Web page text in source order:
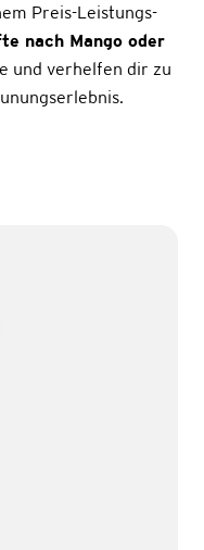
Preis-Leistungs-
nach Mango oder
und verhelfen dir zu